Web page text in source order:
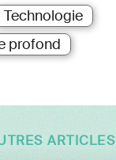
Technologie
profond
ARTICLES